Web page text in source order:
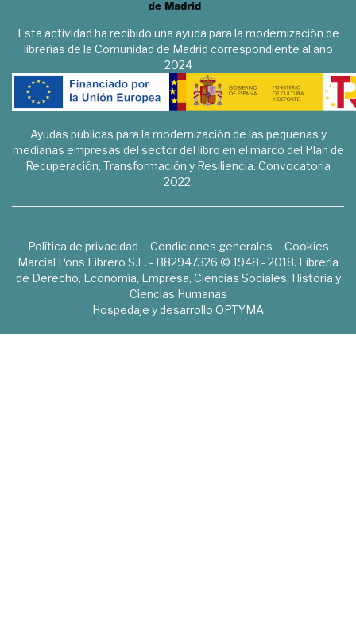
Esta actividad ha recibido una ayuda para la modernización de
librerías de la Comunidad de Madrid correspondiente al año
2024
Ayudas públicas para la modernización de las pequeñas y
medianas empresas del sector del libro en el marco del Plan de
Recuperación, Transformación y Resiliencia. Convocatoria
2022.
Política de privacidad Condiciones generales
Cookies
Marcial Pons Librero S.L. - B82947326 © 1948 - 2018. Librería
de Derecho, Economía, Empresa, Ciencias Sociales, Historia y
Ciencias Humanas
Hospedaje y desarrollo OPTYMA